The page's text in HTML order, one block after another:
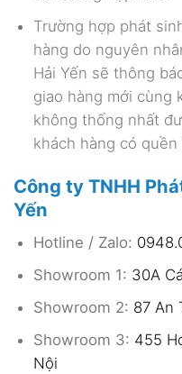
Trường hợp phát
hàng do nguyên
Hải Yến sẽ thông
giao hàng mới cùng
không thống nhất
khách hàng có
Công ty TNHH
Yến
Hotline / Zalo:
Showroom 1: 30A
Showroom 2: 87 An
Showroom 3: 455
Nội